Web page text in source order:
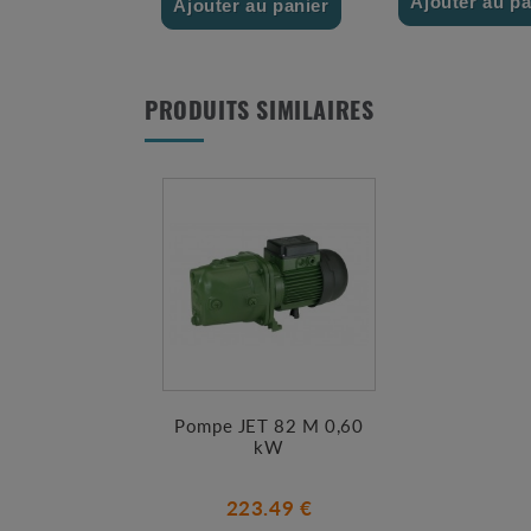
Ajouter au panier
PRODUITS SIMILAIRES
Pompe JET 82 M 0,60
kW
223.49 €